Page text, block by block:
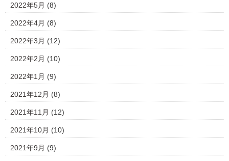
2022年5月 (8)
2022年4月 (8)
2022年3月 (12)
2022年2月 (10)
2022年1月 (9)
2021年12月 (8)
2021年11月 (12)
2021年10月 (10)
2021年9月 (9)